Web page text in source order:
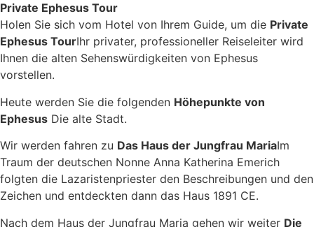
Private Ephesus Tour
Holen Sie sich vom Hotel von Ihrem Guide, um die Private
Ephesus TourIhr privater, professioneller Reiseleiter wird
Ihnen die alten Sehenswürdigkeiten von Ephesus
vorstellen.
Heute werden Sie die folgenden Höhepunkte von
Ephesus Die alte Stadt.
Wir werden fahren zu Das Haus der Jungfrau MariaIm
Traum der deutschen Nonne Anna Katherina Emerich
folgten die Lazaristenpriester den Beschreibungen und den
Zeichen und entdeckten dann das Haus 1891 CE.
Nach dem Haus der Jungfrau Maria gehen wir weiter Die